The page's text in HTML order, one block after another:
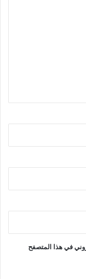
في هذا المتصفح